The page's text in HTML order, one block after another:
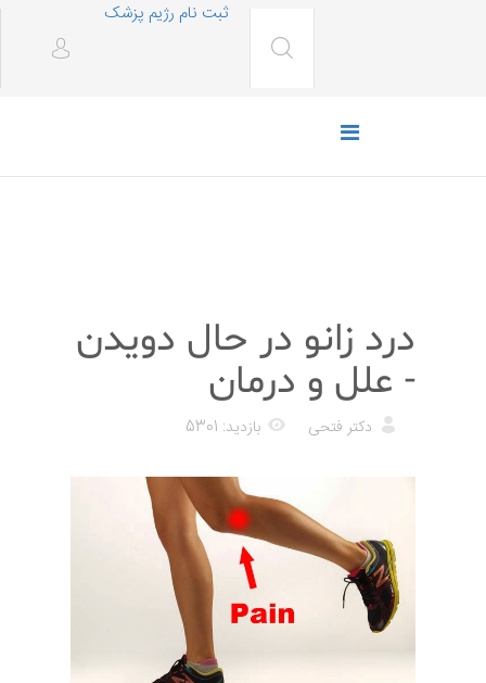
ثبت نام رژیم پزشک
درد زانو در حال دویدن
- علل و درمان
دکتر فتحی بازدید: 5301